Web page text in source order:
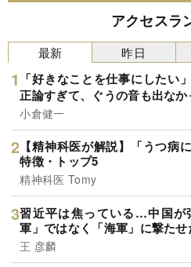
アクセスラ
最新
「好きなことを仕事にしたい
正論すぎて、ぐうの音も出なか
小倉健一
【精神科医が解説】「うつ病
特徴・トップ5
精神科医 Tomy
習近平は焦っている…中国が
軍」ではなく「海軍」に撃た
王 彦麟
昨日